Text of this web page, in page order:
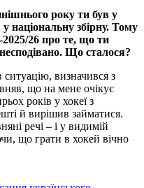
року ти був у
національну збірну. Тому
2025/26 про те, що ти
Що сталося?
визначився з
що на мене очікує
років у хокеї з
й вирішив займатися.
речі – і у видимій
що грати в хокей вічно